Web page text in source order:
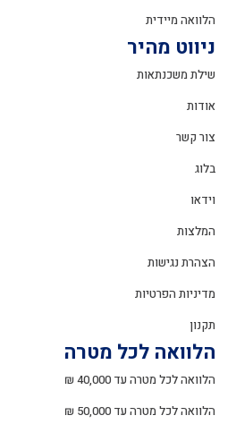
הלוואה מיידית
ניווט מהיר
שילת משכנתאות
אודות
צור קשר
בלוג
וידאו
המלצות
הצהרת נגישות
מדיניות הפרטיות
תקנון
הלוואה לכל מטרה
הלוואה לכל מטרה עד 40,000 ₪
הלוואה לכל מטרה עד 50,000 ₪